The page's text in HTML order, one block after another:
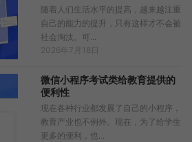
随着人们生活水平的提高，越来越注重
自己的能力的提升，只有这样才不会被
社会淘汰。可...
2026年7月18日
微信小程序考试类给教育提供的
便利性
现在各种行业都发展了自己的小程序，
教育产业也不例外。现在，为了给学生
更多的便利，也...